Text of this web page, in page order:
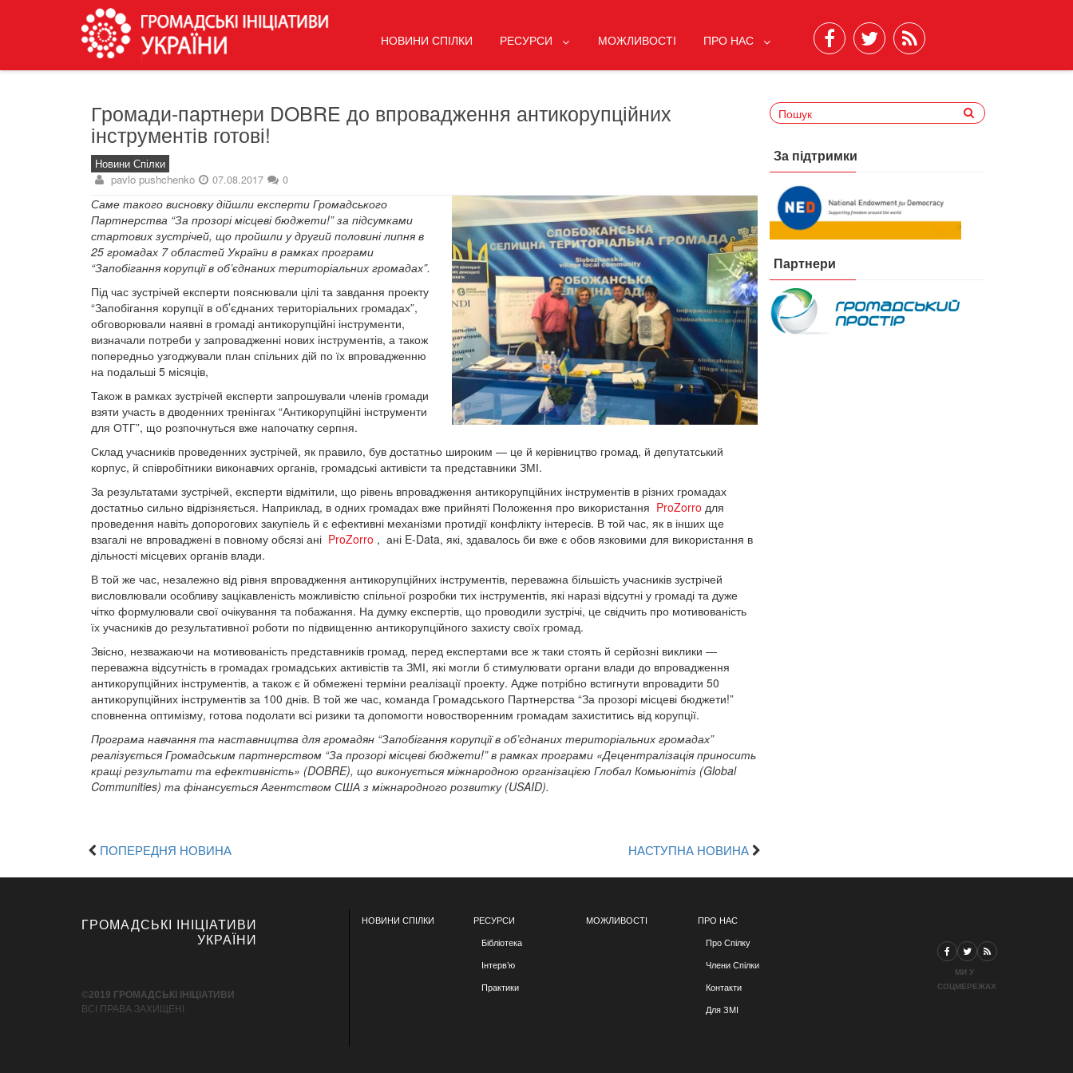
НОВИНИ СПІЛКИ РЕСУРСИ МОЖЛИВОСТІ ПРО НАС
Громади-партнери DOBRE до впровадження антикорупційних
інструментів готові!
Новини Спілки
pavlo pushchenko 07.08.2017 0
Саме такого висновку дійшли експерти Громадського
Партнерства “За прозорі місцеві бюджети!” за підсумками
стартових зустрічей, що пройшли у другий половині липня в
25 громадах 7 областей України в рамках програми
“Запобігання корупції в об’єднаних територіальних громадах”.
Під час зустрічей експерти пояснювали цілі та завдання проекту
“Запобігання корупції в об’єднаних територіальних громадах”,
обговорювали наявні в громаді антикорупційні інструменти,
визначали потреби у запровадженні нових інструментів, а також
попередньо узгоджували план спільних дій по їх впровадженню
на подальші 5 місяців,
Також в рамках зустрічей експерти запрошували членів громади
взяти участь в дводенних тренінгах “Антикорупційні інструменти
для ОТГ”, що розпочнуться вже напочатку серпня.
Склад учасників проведенних зустрічей, як правило, був достатньо широким — це й керівництво громад, й депутатський
корпус, й співробітники виконавчих органів, громадські активісти та представники ЗМІ.
За результатами зустрічей, експерти відмітили, що рівень впровадження антикорупційних інструментів в різних громадах
достатньо сильно відрізняється. Наприклад, в одних громадах вже прийняті Положення про використання ProZorro для
проведення навіть допорогових закупіель й є ефективні механізми протидії конфлікту інтересів. В той час, як в інших ще
взагалі не впроваджені в повному обсязі ані ProZorro , ані E-Data, які, здавалось би вже є обов язковими для використання в
дільності місцевих органів влади.
В той же час, незалежно від рівня впровадження антикорупційних інструментів, переважна більшість учасників зустрічей
висловлювали особливу зацікавленість можливістю спільної розробки тих інструментів, які наразі відсутні у громаді та дуже
чітко формулювали свої очікування та побажання. На думку експертів, що проводили зустрічі, це свідчить про мотивованість
їх учасників до результативної роботи по підвищенню антикорупційного захисту своїх громад.
Звісно, незважаючи на мотивованість представників громад, перед експертами все ж таки стоять й серйозні виклики —
переважна відсутність в громадах громадських активістів та ЗМІ, які могли б стимулювати органи влади до впровадження
антикорупційних інструментів, а також є й обмежені терміни реалізації проекту. Адже потрібно встигнути впровадити 50
антикорупційних інструментів за 100 днів. В той же час, команда Громадського Партнерства “За прозорі місцеві бюджети!”
сповненна оптимізму, готова подолати всі ризики та допомогти новостворенним громадам захиститись від корупції.
Програма навчання та наставництва для громадян “Запобігання корупції в об’єднаних територіальних громадах”
реалізується Громадським партнерством “За прозорі місцеві бюджети!” в рамках програми «Децентралізація приносить
кращі результати та ефективність» (DOBRE), що виконується міжнародною організацією Глобал Комьюнітіз (Global
Communities) та фінансується Агентством США з міжнародного розвитку (USAID).
ПОПЕРЕДНЯ НОВИНА НАСТУПНА НОВИНА
За підтримки
Партнери
ГРОМАДСЬКІ ІНІЦІАТИВИ
УКРАЇНИ
©2019 ГРОМАДСЬКІ ІНІЦІАТИВИ
ВСІ ПРАВА ЗАХИЩЕНІ
НОВИНИ СПІЛКИ РЕСУРСИ
Бібліотека
Інтерв’ю
Практики
МОЖЛИВОСТІ ПРО НАС
Про Спілку
Члени Спілки
Контакти
Для ЗМІ
МИ У
СОЦМЕРЕЖАХ